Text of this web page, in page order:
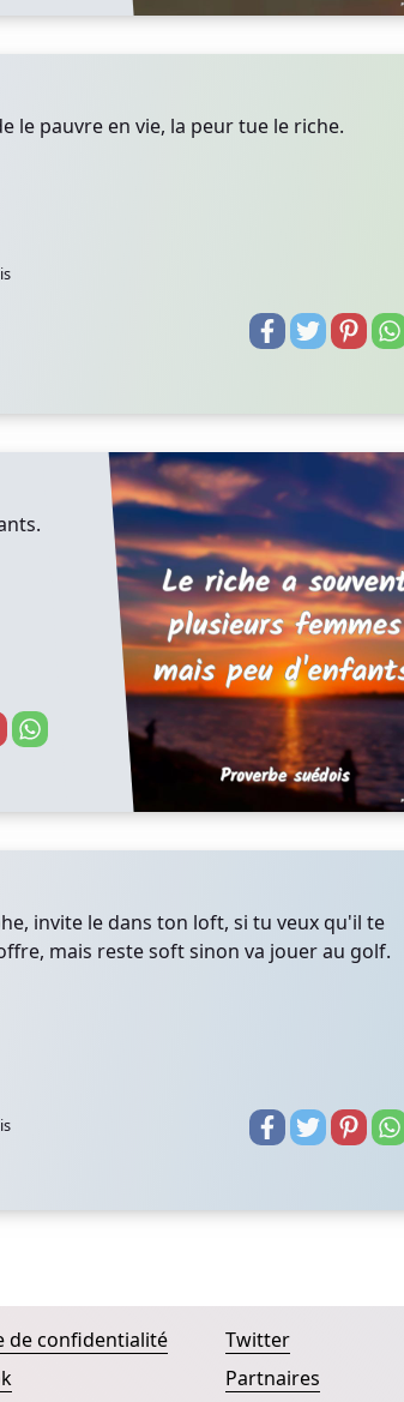
le pauvre en vie, la peur tue le riche.
invite le dans ton loft, si tu veux qu'il te
mais reste soft sinon va jouer au golf.
de confidentialité
Twitter
Partnaires